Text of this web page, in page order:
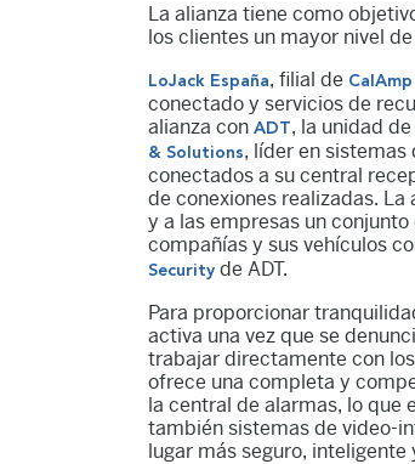
La alianza tiene como
los clientes un mayor nivel
LoJack España, filial de CalAmp
conectado y servicios de
alianza con ADT, la unidad
& Solutions, líder en sistemas
conectados a su central
de conexiones realizadas.
y a las empresas un
compañías y sus vehículos
Security de ADT.
Para proporcionar
activa una vez que se
trabajar directamente con
ofrece una completa y
la central de alarmas, lo que
también sistemas de video-
lugar más seguro, inteligente